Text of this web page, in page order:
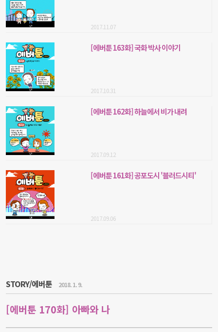
2017.11.07
[에버툰 163화] 국화 박사 이야기
2017.10.31
[에버툰 162화] 하늘에서 비가 내려
2017.09.12
[에버툰 161화] 공포도시 '블러드시티'
2017.09.06
STORY/에버툰 2018. 1. 9.
[에버툰 170화] 아빠와 나